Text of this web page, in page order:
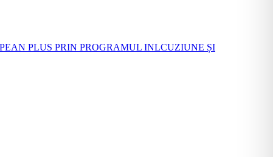
PLUS PRIN PROGRAMUL INLCUZIUNE ȘI